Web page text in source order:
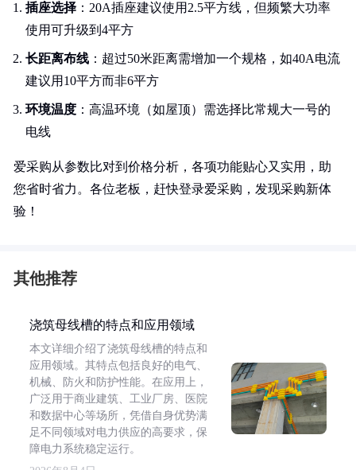
插座选择 ：20A插座建议使用2.5平方线，但频繁大功率
使用可升级到4平方
长距离布线 ：超过50米距离需增加一个规格，如40A电流
建议用10平方而非6平方
环境温度 ：高温环境（如屋顶）需选择比常规大一号的
电线
爱采购从参数比对到价格分析，各项功能贴心又实用，助
您省时省力。各位老板，赶快登录爱采购，发现采购新体
验！
其他推荐
浇筑母线槽的特点和应用领域
本文详细介绍了浇筑母线槽的特点和
应用领域。其特点包括良好的电气、
机械、防火和防护性能。在应用上，
广泛用于商业建筑、工业厂房、医院
和数据中心等场所，凭借自身优势满
足不同领域对电力供应的高要求，保
障电力系统稳定运行。